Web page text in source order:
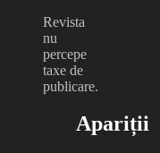
Revista
nu
percepe
taxe de
publicare.
Apariții